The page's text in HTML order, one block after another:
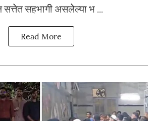
सहभागी असलेल्या भ ...
Read More